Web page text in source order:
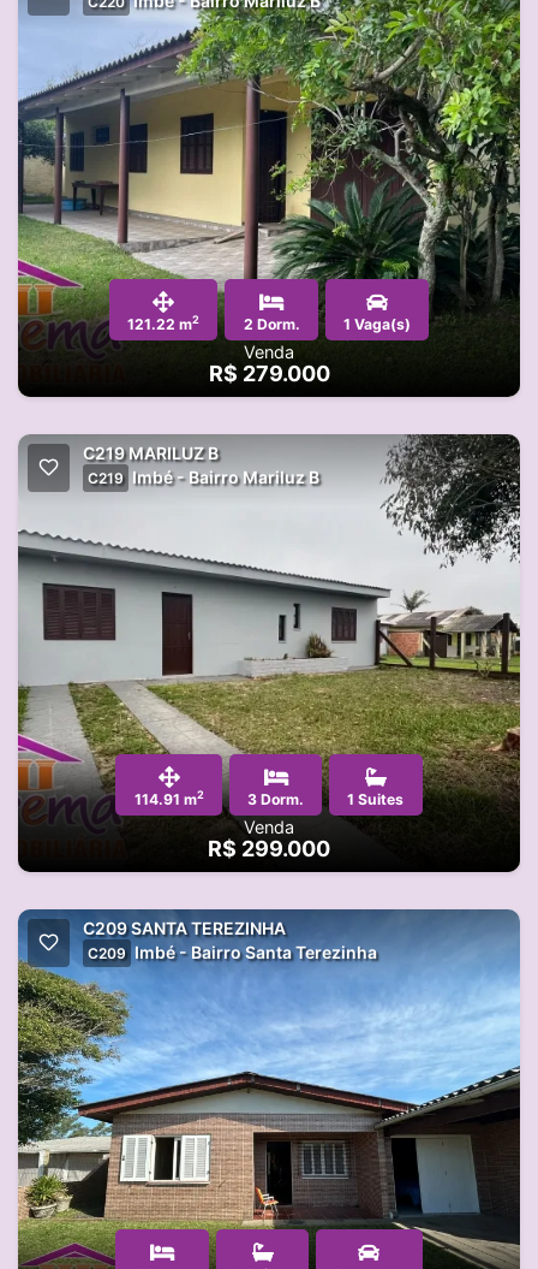
121.22 m2 2 Dorm. 1 Vaga(s)
Venda
R$ 279.000
C219 MARILUZ B
C219 Imbé - Bairro Mariluz B
114.91 m2 3 Dorm. 1 Suites
Venda
R$ 299.000
C209 SANTA TEREZINHA
C209 Imbé - Bairro Santa Terezinha